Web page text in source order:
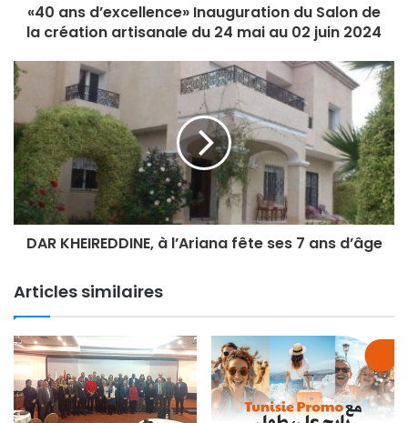
«40 ans d’excellence» Inauguration du Salon de
la création artisanale du 24 mai au 02 juin 2024
DAR KHEIREDDINE, à l’Ariana fête ses 7 ans d’âge
Articles similaires